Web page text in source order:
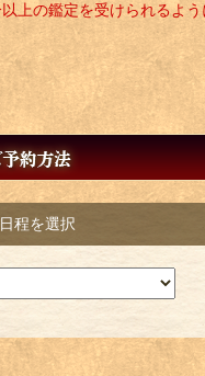
上の鑑定を受けられるよ
程を選択